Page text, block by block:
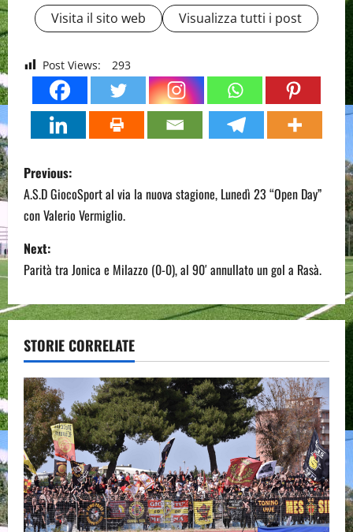
Visita il sito web Visualizza tutti i post
Post Views: 293
P
o
s
t
n
a
v
i
g
a
t
Previous:
A.S.D GiocoSport al via la nuova stagione, Lunedì 23 “Open Day”
con Valerio Vermiglio.
Next:
Parità tra Jonica e Milazzo (0-0), al 90′ annullato un gol a Rasà.
STORIE CORRELATE